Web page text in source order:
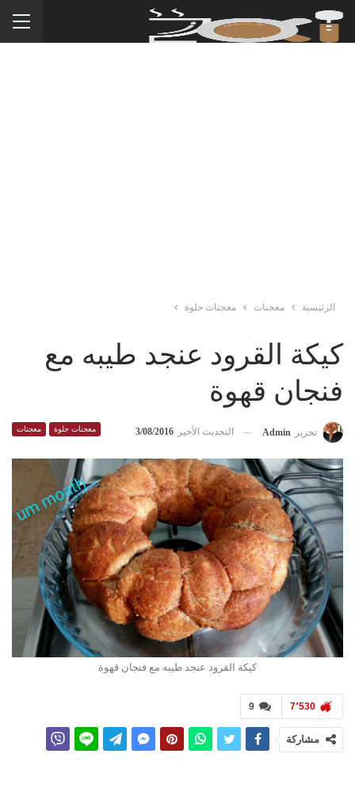
الرئيسية معجنات معجنات حلوة
كيكة القرود عنجد طيبه مع
فنجان قهوة
معجنات حلوة معجنات تحرير Admin التحديث الأخير 3/08/2016
كيكة القرود عنجد طيبه مع فنجان قهوة
9 7٬530
مشاركة